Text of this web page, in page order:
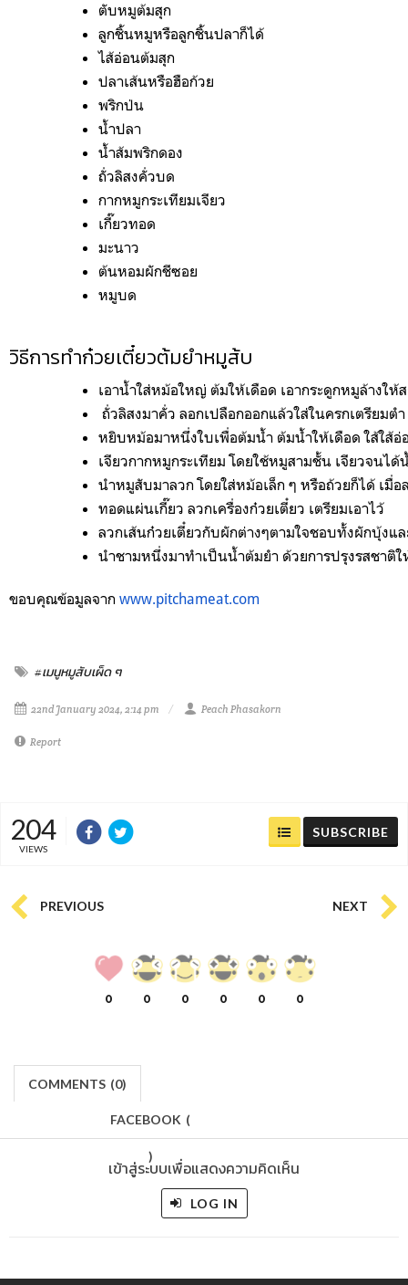
ตับหมูต้มสุก
ลูกชิ้นหมูหรือลูกชิ้นปลาก็ได้
ไส้อ่อนต้มสุก
ปลาเส้นหรือฮือก้วย
พริกป่น
น้ำปลา
น้ำส้มพริกดอง
ถั่วลิสงคั่วบด
กากหมูกระเทียมเจียว
เกี๊ยวทอด
มะนาว
ต้นหอมผักชีซอย
หมูบด
วิธีการทำก๋วยเตี๋ยวต้มยำหมูส้บ
เอาน้ำใส่หม้อใหญ่ ต้มให้เดือด เอากระดูกหมูล้างให้
ถั่วลิสงมาคั่ว ลอกเปลือกออกแล้วใส่ในครกเตรียมตำ
หยิบหม้อมาหนึ่งใบเพื่อต้มน้ำ ต้มน้ำให้เดือด ใส้ใส้
เจียวกากหมูกระเทียม โดยใช้หมูสามชั้น เจียวจน
นำหมูสับมาลวก โดยใส่หม้อเล็ก ๆ หรือถ้วยก็ได้ เมื่อ
ทอดแผ่นเกี๊ยว ลวกเครื่องก๋วยเตี๋ยว เตรียมเอาไว้
ลวกเส้นก๋วยเตี๋ยวกับผักต่างๆตามใจชอบทั้งผักบุ้งแล
นำชามหนึ่งมาทำเป็นน้ำต้มยำ ด้วยการปรุงรสชาติ
ขอบคุณข้อมูลจาก www.pitchameat.com
#เมนูหมูสับเผ็ด ๆ
22nd January 2024, 2:14 pm Peach Phasakorn
Report
204
VIEWS
SUBSCRIBE
PREVIOUS NEXT
0 0 0 0 0 0
COMMENTS (0)
FACEBOOK (
)
เข้าสู่ระบบเพื่อแสดงความคิดเห็น
LOG IN